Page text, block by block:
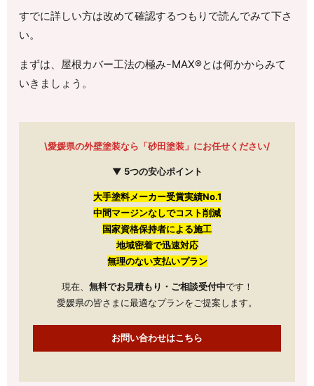
すでに詳しい方は改めて確認するつもりで読んでみて下さ
い。
まずは、屋根カバー工法の極みｰMAX®とは何かからみて
いきましょう。
\愛媛県の外壁塗装なら「砂田塗装」にお任せください/
▼ 5つの安心ポイント
大手塗料メーカー受賞実績No.1
中間マージンなしでコスト削減
国家資格保持者による施工
地域密着で迅速対応
無理のない支払いプラン
現在、 無料でお見積もり・ご相談受付中です！
愛媛県の皆さまに最適なプランをご提案します。
お問い合わせはこちら